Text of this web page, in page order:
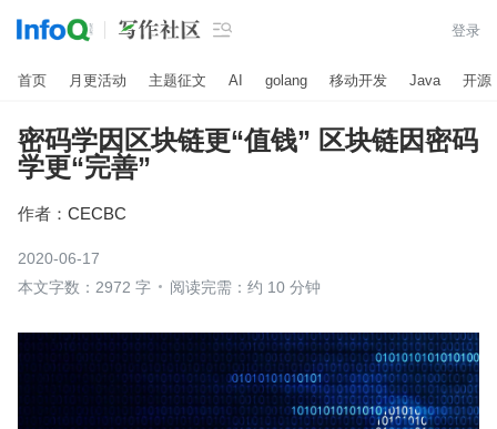
 登录
首页 月更活动 主题征文 AI golang 移动开发 Java 开源
密码学因区块链更“值钱” 区块链因密码
学更“完善”
作者： CECBC
2020-06-17
本文字数：2972 字
阅读完需：约 10 分钟